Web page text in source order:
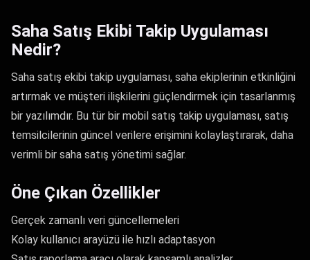
Saha Satış Ekibi Takip Uygulaması
Nedir?
Saha satış ekibi takip uygulaması, saha ekiplerinin etkinliğini
artırmak ve müşteri ilişkilerini güçlendirmek için tasarlanmış
bir yazılımdır. Bu tür bir mobil satış takip uygulaması, satış
temsilcilerinin güncel verilere erişimini kolaylaştırarak, daha
verimli bir saha satış yönetimi sağlar.
Öne Çıkan Özellikler
Gerçek zamanlı veri güncellemeleri
Kolay kullanıcı arayüzü ile hızlı adaptasyon